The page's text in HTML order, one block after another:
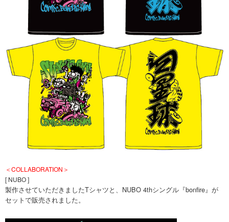
＜COLLABORATION＞
[ NUBO ]
製作させていただきましたTシャツと、NUBO 4thシングル『bonfire』が
セットで販売されました。